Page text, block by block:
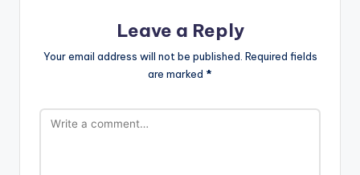
Leave a Reply
Your email address will not be published. Required fields
are marked *